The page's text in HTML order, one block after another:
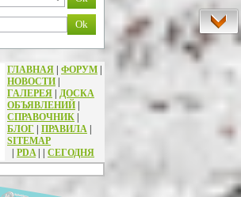
ГЛАВНАЯ ФОРУМ
НОВОСТИ
ГАЛЕРЕЯ
ДОСКА
ОБЪЯВЛЕНИЙ
СПРАВОЧНИК
БЛОГ
ПРАВИЛА
SITEMAP
PDA| СЕГОДНЯ